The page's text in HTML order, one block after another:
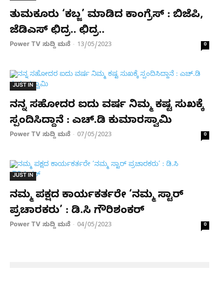
ತುಮಕೂರು ‘ಕಬ್ಜ’ ಮಾಡಿದ ಕಾಂಗ್ರೆಸ್ : ಬಿಜೆಪಿ,
ಜೆಡಿಎಸ್ ಛಿದ್ರ.. ಛಿದ್ರ..
Power TV ಸುದ್ದಿ ಮನೆ - 13/05/2023 0
JUST IN
ನನ್ನ ಸಹೋದರ ಐದು ವರ್ಷ ನಿಮ್ಮ ಕಷ್ಟ ಸುಖಕ್ಕೆ
ಸ್ಪಂದಿಸಿದ್ದಾನೆ : ಎಚ್.ಡಿ ಕುಮಾರಸ್ವಾಮಿ
Power TV ಸುದ್ದಿ ಮನೆ - 07/05/2023 0
JUST IN
ನಮ್ಮ ಪಕ್ಷದ ಕಾರ್ಯಕರ್ತರೇ ‘ನಮ್ಮ ಸ್ಟಾರ್
ಪ್ರಚಾರಕರು’ : ಡಿ.ಸಿ ಗೌರಿಶಂಕರ್
Power TV ಸುದ್ದಿ ಮನೆ - 04/05/2023 0